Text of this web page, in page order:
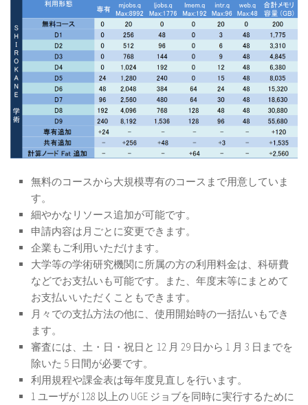
無料のコースから大規模専有のコースまで用意していま
す。
細やかなリソース追加が可能です。
申請内容は月ごとに変更できます。
企業もご利用いただけます。
大学等の学術研究機関に所属の方の利用料金は、科研費
などでお支払いも可能です。また、年度末等にまとめて
お支払いいただくこともできます。
月々での支払方法の他に、使用開始時の一括払いもでき
ます。
審査には、土・日・祝日と 12 月 29 日から 1 月 3 日までを
除いた 5 日間が必要です。
利用規程や課金表は毎年度見直しを行います。
1 ユーザが 128 以上の UGE ジョブを同時に実行するために